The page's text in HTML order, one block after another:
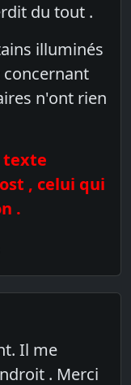
du tout .
illuminés
n'ont rien
texte
, celui qui
.
Il me
. Merci